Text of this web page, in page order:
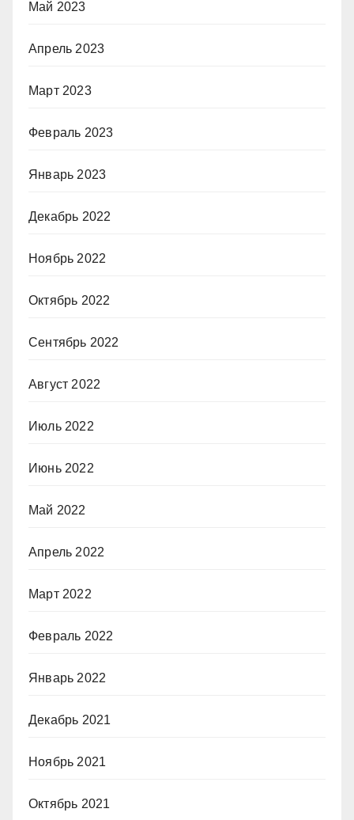
Май 2023
Апрель 2023
Март 2023
Февраль 2023
Январь 2023
Декабрь 2022
Ноябрь 2022
Октябрь 2022
Сентябрь 2022
Август 2022
Июль 2022
Июнь 2022
Май 2022
Апрель 2022
Март 2022
Февраль 2022
Январь 2022
Декабрь 2021
Ноябрь 2021
Октябрь 2021